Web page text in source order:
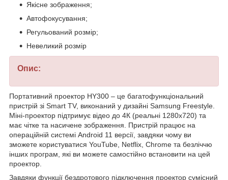
Якісне зображення;
Автофокусування;
Регульований розмір;
Невеликий розмір
Опис:
Портативний проектор HY300 – це багатофункціональний
пристрій зі Smart TV, виконаний у дизайні Samsung Freestyle.
Міні-проектор підтримує відео до 4К (реальні 1280х720) та
має чітке та насичене зображення. Пристрій працює на
операційній системі Android 11 версії, завдяки чому ви
зможете користуватися YouTube, Netflix, Chrome та безліччю
інших програм, які ви можете самостійно встановити на цей
проектор.
Завдяки функції бездротового підключення проектор сумісний